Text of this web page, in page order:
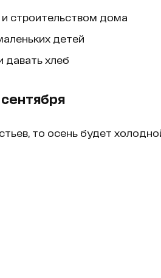
строительством дома
детей
давать хлеб
то осень будет